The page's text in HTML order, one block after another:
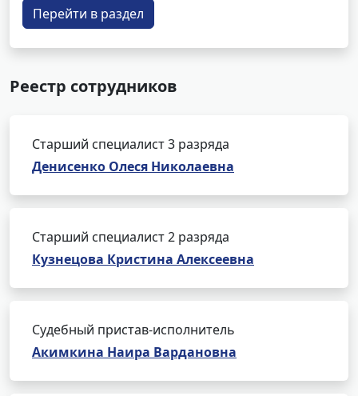
Перейти в раздел
Реестр сотрудников
Старший специалист 3 разряда
Денисенко Олеся Николаевна
Старший специалист 2 разряда
Кузнецова Кристина Алексеевна
Судебный пристав-исполнитель
Акимкина Наира Вардановна